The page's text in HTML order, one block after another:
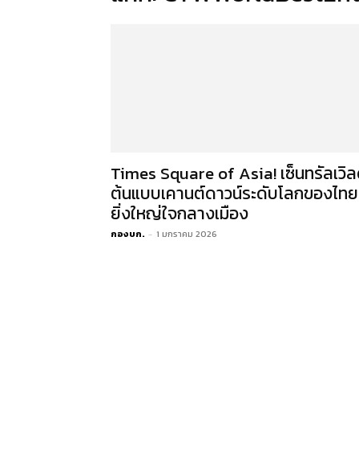
Times Square of Asia! เซ็นทรัลเวิ
ต้นแบบเคานต์ดาวน์ระดับโลกของไทย
ยิ่งใหญ่ใจกลางเมือง
กองบก. - 1 มกราคม 2026